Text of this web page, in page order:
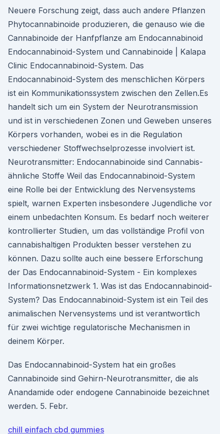
Neuere Forschung zeigt, dass auch andere Pflanzen
Phytocannabinoide produzieren, die genauso wie die
Cannabinoide der Hanfpflanze am Endocannabinoid
Endocannabinoid-System und Cannabinoide | Kalapa
Clinic Endocannabinoid-System. Das
Endocannabinoid-System des menschlichen Körpers
ist ein Kommunikationssystem zwischen den Zellen.Es
handelt sich um ein System der Neurotransmission
und ist in verschiedenen Zonen und Geweben unseres
Körpers vorhanden, wobei es in die Regulation
verschiedener Stoffwechselprozesse involviert ist.
Neurotransmitter: Endocannabinoide sind Cannabis-
ähnliche Stoffe Weil das Endocannabinoid-System
eine Rolle bei der Entwicklung des Nervensystems
spielt, warnen Experten insbesondere Jugendliche vor
einem unbedachten Konsum. Es bedarf noch weiterer
kontrollierter Studien, um das vollständige Profil von
cannabishaltigen Produkten besser verstehen zu
können. Dazu sollte auch eine bessere Erforschung
der Das Endocannabinoid-System - Ein komplexes
Informationsnetzwerk 1. Was ist das Endocannabinoid-
System? Das Endocannabinoid-System ist ein Teil des
animalischen Nervensystems und ist verantwortlich
für zwei wichtige regulatorische Mechanismen in
deinem Körper.
Das Endocannabinoid-System hat ein großes
Cannabinoide sind Gehirn-Neurotransmitter, die als
Anandamide oder endogene Cannabinoide bezeichnet
werden. 5. Febr.
chill einfach cbd gummies